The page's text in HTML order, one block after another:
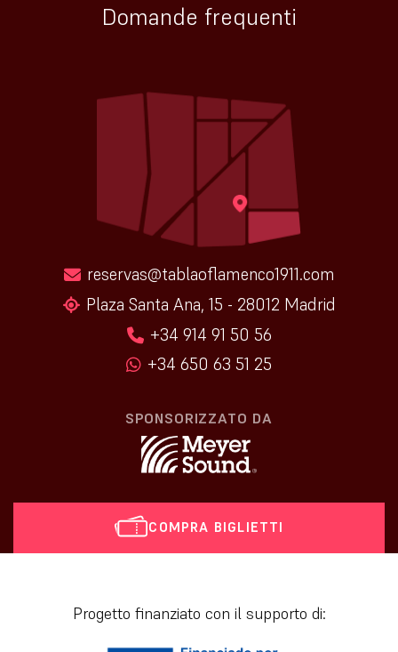
COMPRA BIGLIETTI
Domande frequenti
reservas@tablaoflamenco1911.com
Plaza Santa Ana, 15 - 28012 Madrid
+34 914 91 50 56
+34 650 63 51 25
SPONSORIZZATO DA
Progetto finanziato con il supporto di: